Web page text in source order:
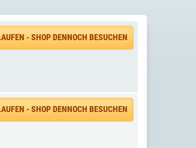
- SHOP DENNOCH BESUCHEN
- SHOP DENNOCH BESUCHEN